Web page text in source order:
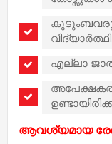
എല്ലാ
ആവശ്യമായ